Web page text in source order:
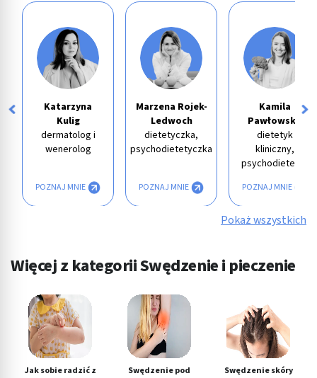
Katarzyna
Kulig
dermatolog i
wenerolog
POZNAJ MNIE
Marzena Rojek-
Ledwoch
dietetyczka,
psychodietetyczka
POZNAJ MNIE
Kamila
Pawłowska
dietetyk
kliniczny,
psychodietetyk
POZNAJ MNIE
Pokaż wszystkich
Więcej z kategorii Swędzenie i pieczenie
Jak sobie radzić z
Swędzenie pod
Swędzenie skóry